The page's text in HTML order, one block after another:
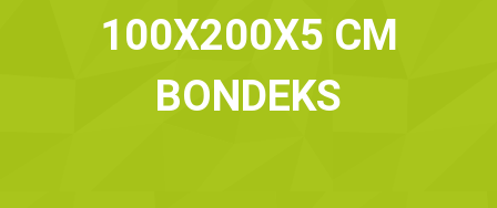
100X200X5 CM
BONDEKS